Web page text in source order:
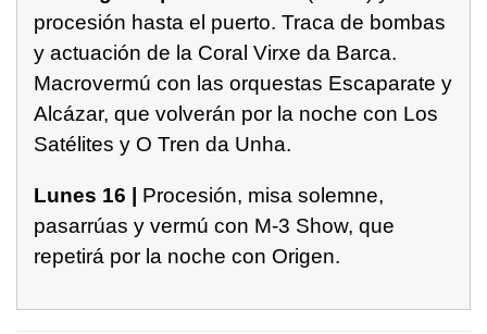
procesión hasta el puerto. Traca de bombas
y actuación de la Coral Virxe da Barca.
Macrovermú con las orquestas Escaparate y
Alcázar, que volverán por la noche con Los
Satélites y O Tren da Unha.
Lunes 16 | Procesión, misa solemne,
pasarrúas y vermú con M-3 Show, que
repetirá por la noche con Origen.